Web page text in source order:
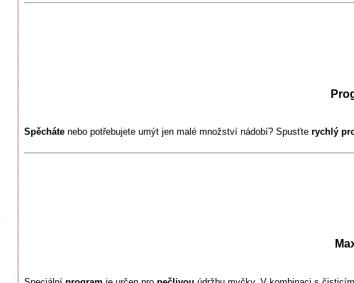
Spěcháte nebo potřebujete umýt jen malé množství nádobí? Spusťte rychlý